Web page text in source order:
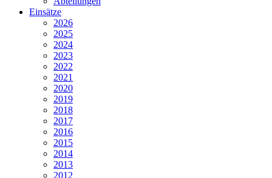
Einsätze
2026
2025
2024
2023
2022
2021
2020
2019
2018
2017
2016
2015
2014
2013
2012